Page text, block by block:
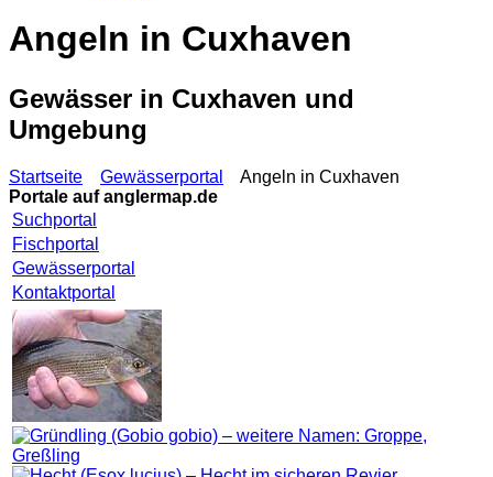
Angeln in Cuxhaven
Gewässer in Cuxhaven und
Umgebung
Startseite Gewässerportal
Angeln in Cuxhaven
Portale aufanglermap.de
Suchportal
Fischportal
Gewässerportal
Kontaktportal